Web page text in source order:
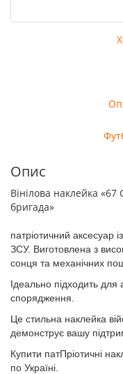
Опис
Вінілова наклейка
бригада»
патріотичний аксесуар
ЗСУ. Виготовлена з
сонця та механічних
Ідеально підходить
спорядження.
Це стильна наклейка
демонструє вашу
Купити патПріотичні
по Україні.